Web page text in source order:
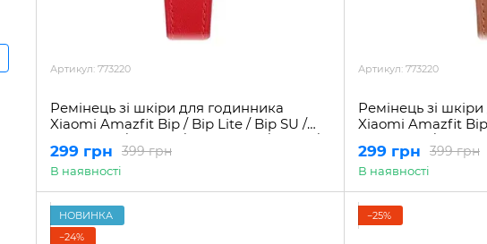
Артикул: 773220
Ремінець зі шкіри для годинника
Xiaomi Amazfit Bip / Bip Lite / Bip SU /
GTS GTS 2 / GTS 2e / GTS 2 mini / GTS 3 /
Pop / Pop U / 20 мм
399 грн
299 грн
В наявності
Артикул: 773220
Ремінець зі
Xiaomi Amazfit
GTS GTS 2 / GTS
Pop / Pop U / 20 мм
399 грн
299 грн
В наявності
НОВИНКА
−24%
−25%